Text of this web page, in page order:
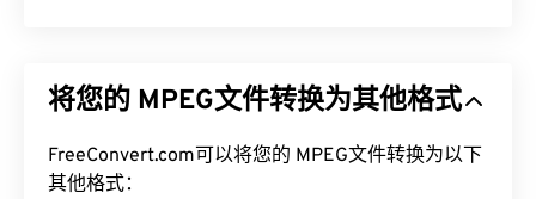
将您的 MPEG文件转换为其他格式
FreeConvert.com可以将您的 MPEG文件转换为以下
其他格式：